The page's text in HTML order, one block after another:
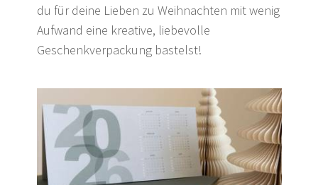
du für deine Lieben zu Weihnachten mit wenig
Aufwand eine kreative, liebevolle
Geschenkverpackung bastelst!